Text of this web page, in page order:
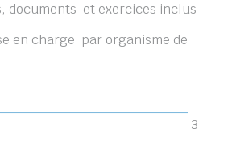
documents et exercices inclus
en charge par organisme de
3